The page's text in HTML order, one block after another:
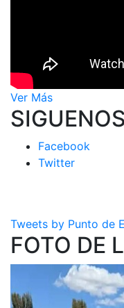
Ver Más
Facebook
Twitter
Tweets by Punto de
FOTO DE